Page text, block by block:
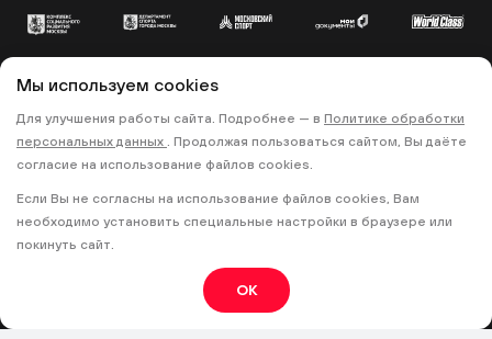
«Митино»
Фестивальная площадка
© 2022 «МОСКОВСКИЙ СПОРТ»
• ПОЛИТИКА КОНФИДЕНЦИАЛЬНОСТИ •
ПРАВИЛА ЗАПИСИ НА ТРЕНИРОВКИ
Мы используем cookies
Для улучшения работы сайта. Подробнее — в Политике обработки
персональных данных . Продолжая пользоваться сайтом, Вы даёте
согласие на использование файлов cookies.
Если Вы не согласны на использование файлов cookies, Вам
необходимо установить специальные настройки в браузере или
покинуть сайт.
OK